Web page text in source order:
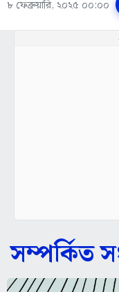
৮ ফেব্রুয়ারি, ২০২৫ ০০:০০
সম্পর্কিত